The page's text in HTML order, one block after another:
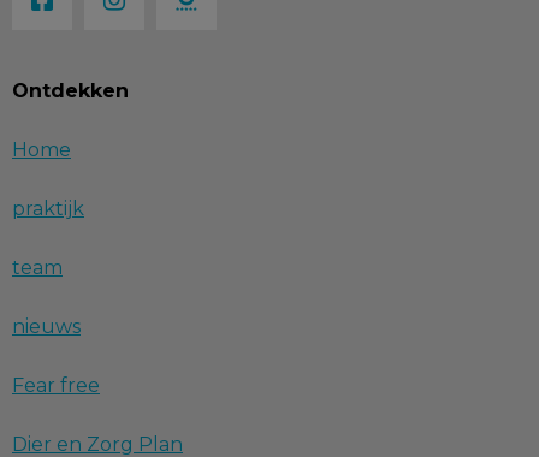
Ontdekken
Home
praktijk
team
nieuws
Fear free
Dier en Zorg Plan